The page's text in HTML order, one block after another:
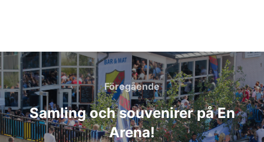
Inläggsnavigering
Föregående
Föregående
Samling och souvenirer på En
Arena!